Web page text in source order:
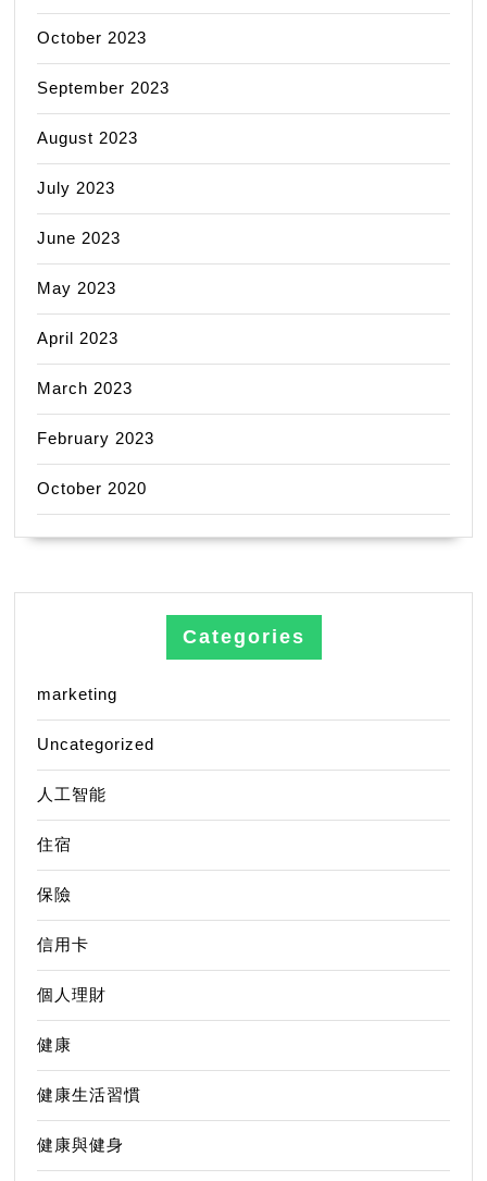
October 2023
September 2023
August 2023
July 2023
June 2023
May 2023
April 2023
March 2023
February 2023
October 2020
Categories
marketing
Uncategorized
人工智能
住宿
保險
信用卡
個人理財
健康
健康生活習慣
健康與健身